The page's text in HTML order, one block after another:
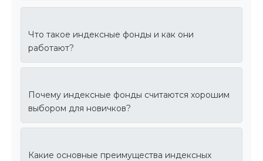
Что такое индексные фонды и как они
работают?
Почему индексные фонды считаются хорошим
выбором для новичков?
Какие основные преимущества индексных